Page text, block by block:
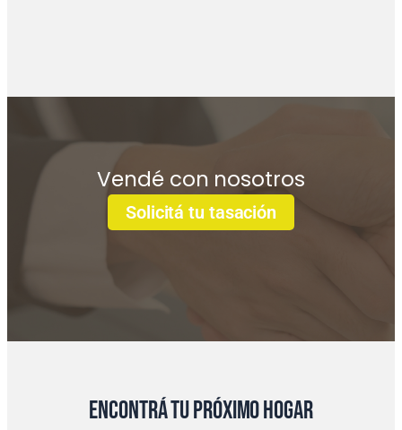
Vendé con nosotros
Solicitá tu tasación
encontrá tu próximo hogar